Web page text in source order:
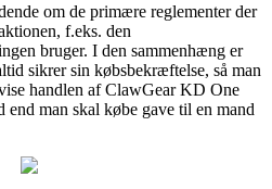
om de primære reglementer der
f.eks. den
bruger. I den sammenhæng er
sikrer sin købsbekræftelse, så man
handlen af ClawGear KD One
man skal købe gave til en mand